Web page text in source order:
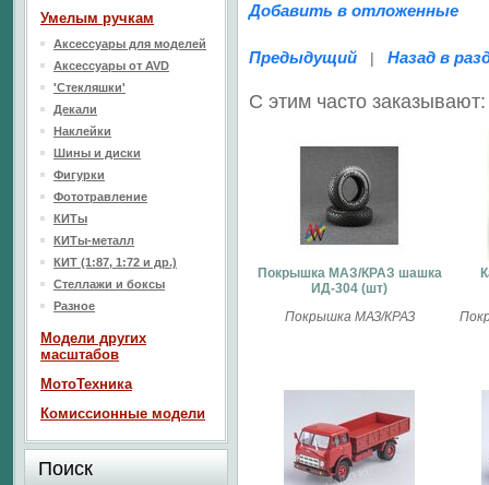
Добавить в отложенные
Предыдущий | Назад в
С этим часто заказывают:
Покрышка МАЗ/КРАЗ шашка
ИД-304 (шт)
Покрышка МАЗ/КРАЗ
Умелым ручкам
Аксессуары для моделей
Аксессуары от AVD
'Стекляшки'
Декали
Наклейки
Шины и диски
Фигурки
Фототравление
КИТы
КИТы-металл
КИТ (1:87, 1:72 и др.)
Стеллажи и боксы
Разное
Модели других
масштабов
МотоТехника
Комиссионные модели
Поиск